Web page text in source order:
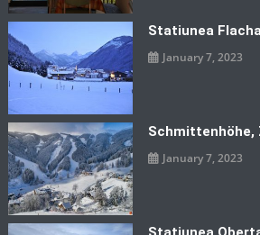
Statiunea
January 7, 2023
Schmittenhöhe,
January 7, 2023